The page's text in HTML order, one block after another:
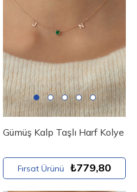
Gümüş Kalp Taşlı Harf Kolye
Fırsat Ürünü ₺779,80